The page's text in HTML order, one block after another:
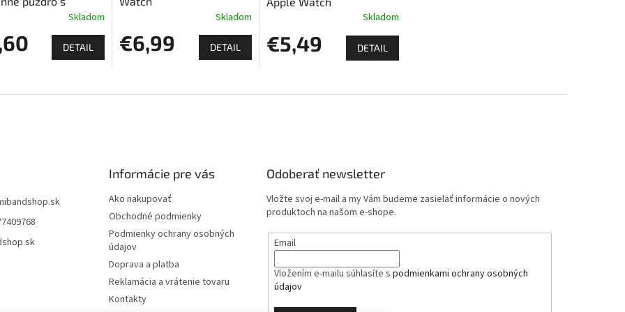
sklom preSkladom
DETAIL
Skladom
€6,99 DETAIL
Skladom
€5,49 DETAIL
Informácie pre vás
Ako nakupovať
Obchodné podmienky
Podmienky ochrany osobných
údajov
Doprava a platba
Reklamácia a vrátenie tovaru
Kontakty
Odoberať newsletter
Vložte svoj e-mail a my Vám budeme zasielať informácie o nových
produktoch na našom e-shope.
Email
Vložením e-mailu súhlasíte spodmienkami ochrany osobných
údajov